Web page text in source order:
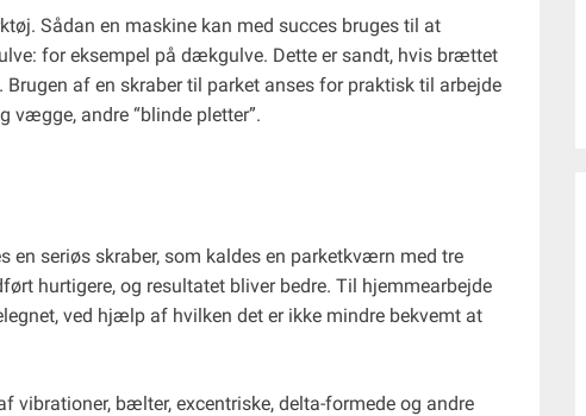
Sådan en maskine kan med succes bruges til at
for eksempel på dækgulve. Dette er sandt, hvis brættet
af ​​en skraber til parket anses for praktisk til arbejde
vægge, andre “blinde pletter”.
en seriøs skraber, som kaldes en parketkværn med tre
hurtigere, og resultatet bliver bedre. Til hjemmearbejde
ved hjælp af hvilken det er ikke mindre bekvemt at
vibrationer, bælter, excentriske, delta-formede og andre